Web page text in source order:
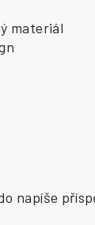
materiál
napíše